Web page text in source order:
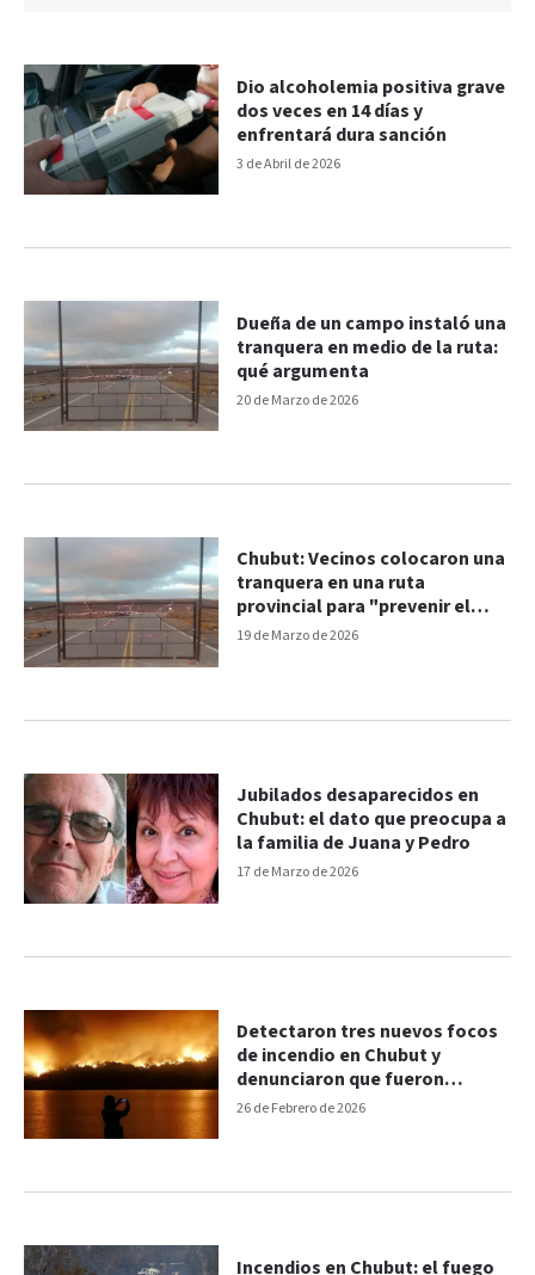
3 de Abril de 2026
Dio alcoholemia positiva grave
dos veces en 14 días y
enfrentará dura sanción
20 de Marzo de 2026
Dueña de un campo instaló una
tranquera en medio de la ruta:
qué argumenta
19 de Marzo de 2026
Chubut: Vecinos colocaron una
tranquera en una ruta
provincial para "prevenir el
robo de animales"
17 de Marzo de 2026
Jubilados desaparecidos en
Chubut: el dato que preocupa a
la familia de Juana y Pedro
26 de Febrero de 2026
Detectaron tres nuevos focos
de incendio en Chubut y
denunciaron que fueron
provocados de manera
Incendios en Chubut: el fuego